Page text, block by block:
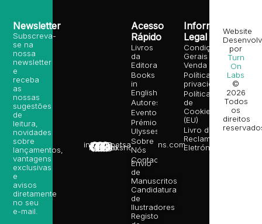
info@poetsandragons.com
Infantil
Adulto
Bookshop
Acesso
Rápido
Livros
da
Editora
Books
in
English
Autores
Eventos
Prémio
Ulysses
Sobre
Nós
Contactos
Envio
de
Manuscritos
Candidatura
de
Ilustradores
Registo
Informação
Legal
Condições
Gerais de
Venda
Política de
privacidade
Política
de
Cookies
(EU)
Livro de
Reclamações
Eletrónico
Newsletter
Subscreva-
se na
nossa
newsletter
e
receba
as
nossas
sugestões
de
leitura,
novidades
sobre
lançamentos,
vantagens
exclusivas
e
avisos
diretamente
no seu
e-mail.
Website
por
Turn
On
Labs
©
2026
Todos
os
direitos